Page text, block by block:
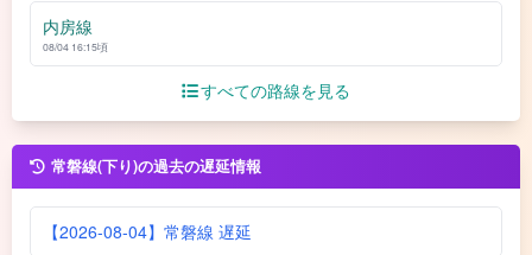
内房線
08/04 16:15頃
すべての路線を見る
常磐線(下り)の過去の遅延情報
【2026-08-04】常磐線 遅延